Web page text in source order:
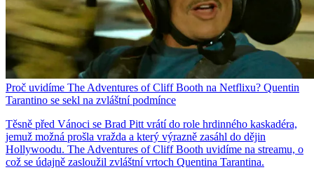
Proč uvidíme The Adventures of Cliff Booth na Netflixu? Quentin
Tarantino se sekl na zvláštní podmínce
Těsně před Vánoci se Brad Pitt vrátí do role hrdinného kaskadéra,
jemuž možná prošla vražda a který výrazně zasáhl do dějin
Hollywoodu. The Adventures of Cliff Booth uvidíme na streamu, o
což se údajně zasloužil zvláštní vrtoch Quentina Tarantina.